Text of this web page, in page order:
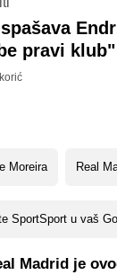
pravi klub"
Moreira Real
SportSport u vaš
Madrid je